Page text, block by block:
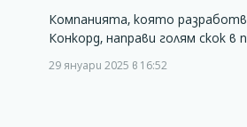
Компанията, която
Конкорд, направи голям скок
29 януари 2025 в 16:52